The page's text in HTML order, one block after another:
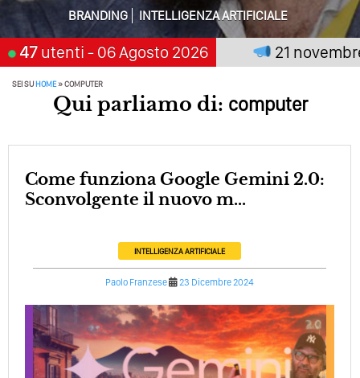
Perché Pubblicare Non Basta Più? Contenuti Di Valore O
Solo Rumore…
Perché Non Guadagni Sui Social Media? Probabilmente
Tutto Peggiorerà
Quali Sono Gli Errori Della Comunicazione Politica? Il
Caso Delle Braccia Incrociate
Come Promuoversi Nel Wedding? Il Mio Intervento Per
BRANDING
INTELLIGENZA ARTIFICIALE
47 utenti - 06 Agosto 2026
chi aspetta, scegli: 21 novembre
SEI SUHOME»COMPUTER
Qui parliamo di: computer
Come funziona Google Gemini 2.0:
Sconvolgente il nuovo m...
INTELLIGENZA ARTIFICIALE
Paolo Franzese 23 Dicembre 2024